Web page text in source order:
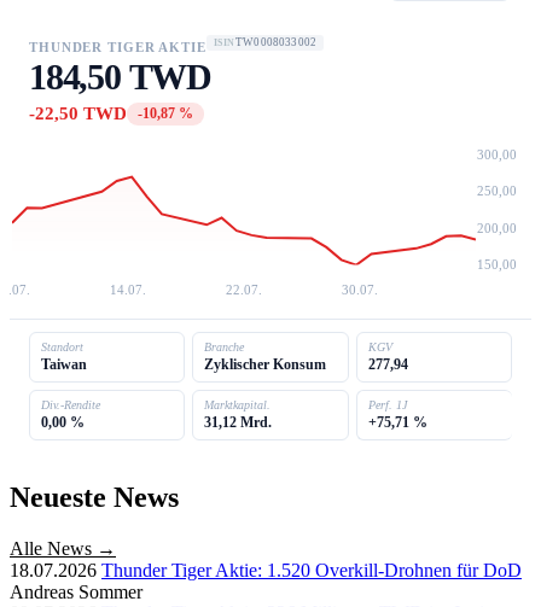
THUNDER TIGER AKTIE ISIN TW0008033002
184,50 TWD
-22,50 TWD -10,87 %
300,00
250,00
200,00
150,00
14.07. 22.07. 30.07.
Standort
Taiwan
Branche
Zyklischer Konsum
KGV
277,94
Div.-Rendite
0,00 %
Marktkapital.
31,12 Mrd.
Perf. 1J
+75,71 %
Neueste News
Alle News →
18.07.2026 Thunder Tiger Aktie: 1.520 Overkill-Drohnen für DoD
Andreas Sommer